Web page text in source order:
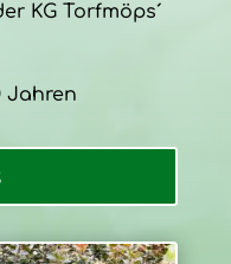
KG Torfmöps´
Jahren